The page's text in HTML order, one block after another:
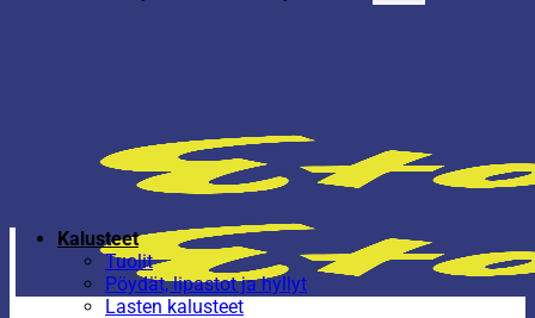
Kalusteet
Tuolit
Pöydät, lipastot ja hyllyt
Lasten kalusteet